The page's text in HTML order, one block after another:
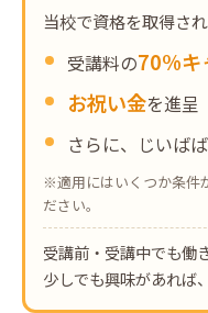
当校で資格を取得さ
受講料の70%キ
お祝い金を進呈
さらに、じいばば
※適用にはいくつか条件
ださい。
受講前・受講中でも働
少しでも興味があれば